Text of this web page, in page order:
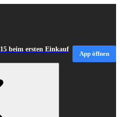
beim ersten Einkauf
App öffnen